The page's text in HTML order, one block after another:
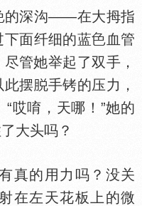
的深沟——在大拇指
下面纤细的蓝
血管
管她举起了双手，
此摆
手铐的压力，
哎唷，天哪！”她的
大头吗？
的用力吗？没关
在左天花板上的微